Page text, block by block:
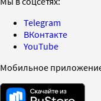
Telegram
ВКонтакте
YouTube
Мобильное